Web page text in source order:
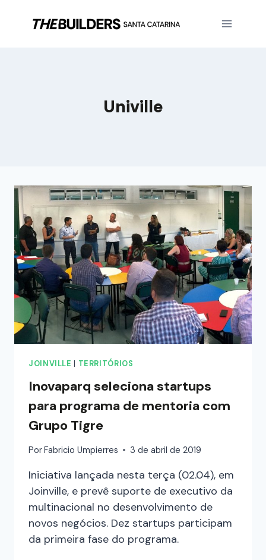
Univille
JOINVILLE TERRITÓRIOS
Inovaparq seleciona startups
para programa de mentoria com
Grupo Tigre
PorFabricio Umpierres 3 de abril de 2019
Iniciativa lançada nesta terça (02.04), em
Joinville, e prevê suporte de executivo da
multinacional no desenvolvimento de
novos negócios. Dez startups participam
da primeira fase do programa.